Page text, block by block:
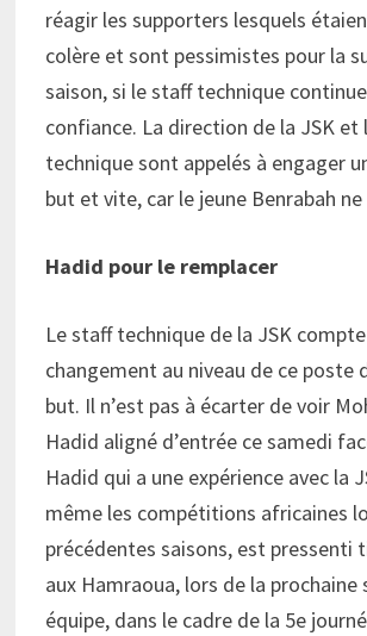
réagir les supporters lesquels
colère et sont pessimistes pour la
saison, si le staff technique
confiance. La direction de la JSK et
technique sont appelés à engager
but et vite, car le jeune Benrabah ne
Hadid pour le remplacer
Le staff technique de la JSK
changement au niveau de ce poste
but. Il n’est pas à écarter de voir
Hadid aligné d’entrée ce samedi
Hadid qui a une expérience avec la
même les compétitions africaines
précédentes saisons, est pressenti
aux Hamraoua, lors de la prochaine
équipe, dans le cadre de la 5e